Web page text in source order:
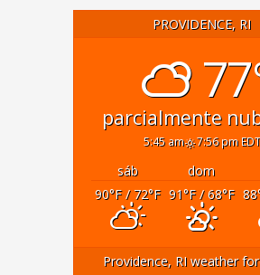
PROVIDENCE, RI
parcialmente
5:45 am 7:56 pm
sáb dom
90°F/ 72°F 91°F/ 68°F 88
Providence, RI weather